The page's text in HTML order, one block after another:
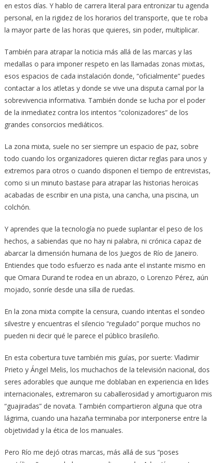
en estos días. Y hablo de carrera literal para entronizar tu agenda
personal, en la rigidez de los horarios del transporte, que te roba
la mayor parte de las horas que quieres, sin poder, multiplicar.
También para atrapar la noticia más allá de las marcas y las
medallas o para imponer respeto en las llamadas zonas mixtas,
esos espacios de cada instalación donde, “oficialmente” puedes
contactar a los atletas y donde se vive una disputa carnal por la
sobrevivencia informativa. También donde se lucha por el poder
de la inmediatez contra los intentos “colonizadores” de los
grandes consorcios mediáticos.
La zona mixta, suele no ser siempre un espacio de paz, sobre
todo cuando los organizadores quieren dictar reglas para unos y
extremos para otros o cuando disponen el tiempo de entrevistas,
como si un minuto bastase para atrapar las historias heroicas
acabadas de escribir en una pista, una cancha, una piscina, un
colchón.
Y aprendes que la tecnología no puede suplantar el peso de los
hechos, a sabiendas que no hay ni palabra, ni crónica capaz de
abarcar la dimensión humana de los Juegos de Río de Janeiro.
Entiendes que todo esfuerzo es nada ante el instante mismo en
que Omara Durand te rodea en un abrazo, o Lorenzo Pérez, aún
mojado, sonríe desde una silla de ruedas.
En la zona mixta compite la censura, cuando intentas el sondeo
silvestre y encuentras el silencio “regulado” porque muchos no
pueden ni decir qué le parece el público brasileño.
En esta cobertura tuve también mis guías, por suerte: Vladimir
Prieto y Ángel Melis, los muchachos de la televisión nacional, dos
seres adorables que aunque me doblaban en experiencia en lides
internacionales, extremaron su caballerosidad y amortiguaron mis
“guajiradas” de novata. También compartieron alguna que otra
lágrima, cuando una hazaña terminaba por interponerse entre la
objetividad y la ética de los manuales.
Pero Río me dejó otras marcas, más allá de sus “poses